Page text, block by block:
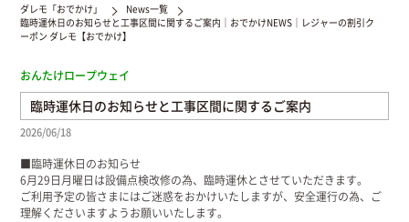
ダレモ「おでかけ」
News一覧
臨時運休日のお知らせと工事区間に関するご案内｜おでかけNEWS｜レジャーの割引ク
ーポン ダレモ【おでかけ】
おんたけロープウェイ
臨時運休日のお知らせと工事区間に関するご案内
2026/06/18
■臨時運休日のお知らせ
6月29日月曜日は設備点検改修の為、臨時運休とさせていただきます。
ご利用予定の皆さまにはご迷惑をおかけいたしますが、安全運行の為、ご
理解くださいますようお願いいたします。